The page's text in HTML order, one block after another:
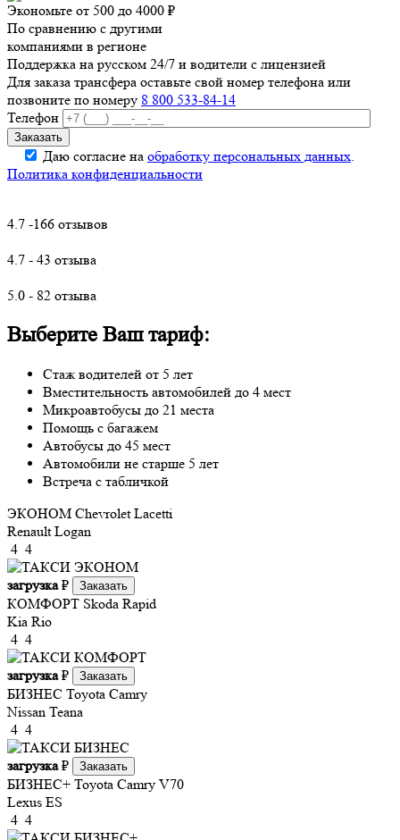
Экономьте от 500 до 4000 ₽
По сравнению с другими
компаниями в регионе
Поддержка на русском 24/7 и водители с лицензией
Для заказа трансфера оставьте свой номер телефона или
позвоните по номеру 8 800 533-84-14
Телефон
Даю согласие на обработку персональных данных.
Политика конфиденциальности
4.7 -166 отзывов
4.7 - 43 отзыва
5.0 - 82 отзыва
Выберите Ваш тариф:
Стаж водителей от 5 лет
Вместительность автомобилей до 4 мест
Микроавтобусы до 21 места
Помощь с багажем
Автобусы до 45 мест
Автомобили не старше 5 лет
Встреча с табличкой
ЭКОНОМ Chevrolet Lacetti
Renault Logan
4 4
загрузка₽ Заказать
КОМФОРТ Skoda Rapid
Kia Rio
4 4
загрузка₽ Заказать
БИЗНЕС Toyota Camry
Nissan Teana
4 4
загрузка₽ Заказать
БИЗНЕС+ Toyota Camry V70
Lexus ES
4 4